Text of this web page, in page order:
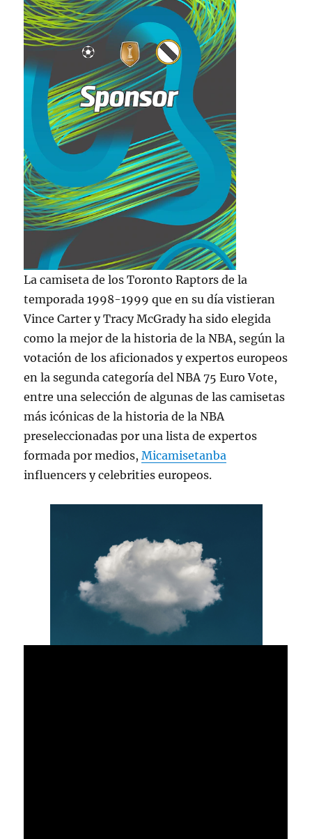
La camiseta de los Toronto Raptors de la
temporada 1998-1999 que en su día vistieran
Vince Carter y Tracy McGrady ha sido elegida
como la mejor de la historia de la NBA, según la
votación de los aficionados y expertos europeos
en la segunda categoría del NBA 75 Euro Vote,
entre una selección de algunas de las camisetas
más icónicas de la historia de la NBA
preseleccionadas por una lista de expertos
formada por medios,Micamisetanba
influencers y celebrities europeos.